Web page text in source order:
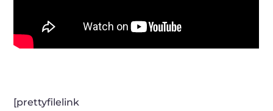
[prettyfilelink